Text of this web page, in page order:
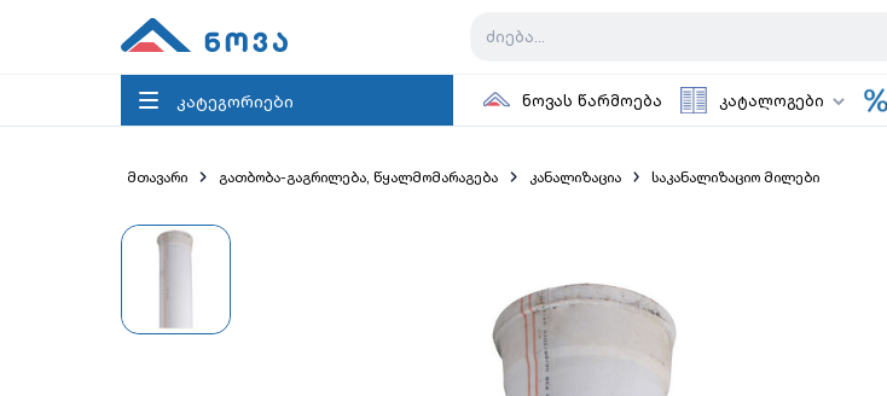
კატეგორიები ნოვას წარმოება კატალოგები
მთავარი გათბობა-გაგრილება, წყალმომარაგება კანალიზაცია საკანალიზაციო მილები